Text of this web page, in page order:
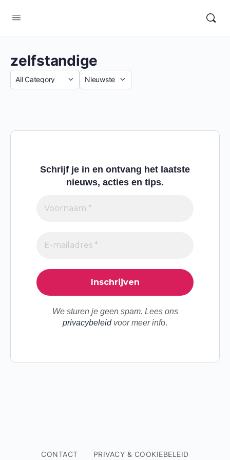
zelfstandige
Categorie
Sort
Schrijf je in en ontvang het laatste
nieuws, acties en tips.
We sturen je geen spam. Lees ons
privacybeleidvoor meer info.
CONTACT PRIVACY & COOKIEBELEID